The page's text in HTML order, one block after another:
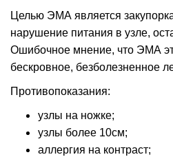
Целью ЭМА является
нарушение питания в узле,
Ошибочное мнение, что ЭМА
бескровное, безболезненное
Противопоказания:
узлы на ножке;
узлы более 10см;
аллергия на контраст;